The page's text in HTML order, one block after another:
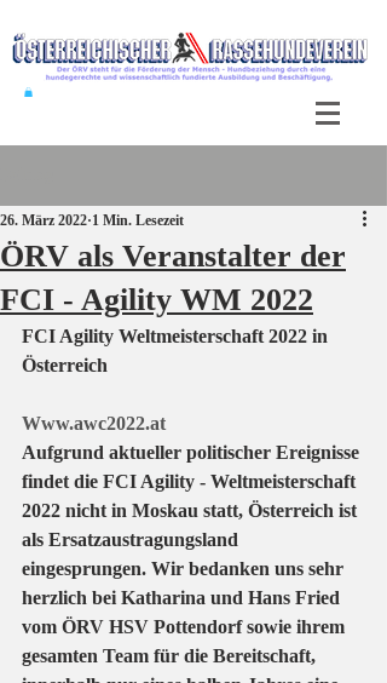
ÖRV als Veranstalter der
FCI - Agility WM 2022
26. März 2022 1 Min. Lesezeit
FCI Agility Weltmeisterschaft 2022 in
Österreich
Www.awc2022.at
Aufgrund aktueller politischer Ereignisse
findet die FCI Agility - Weltmeisterschaft
2022 nicht in Moskau statt, Österreich ist
als Ersatzaustragungsland
eingesprungen. Wir bedanken uns sehr
herzlich bei Katharina und Hans Fried
vom ÖRV HSV Pottendorf sowie ihrem
gesamten Team für die Bereitschaft,